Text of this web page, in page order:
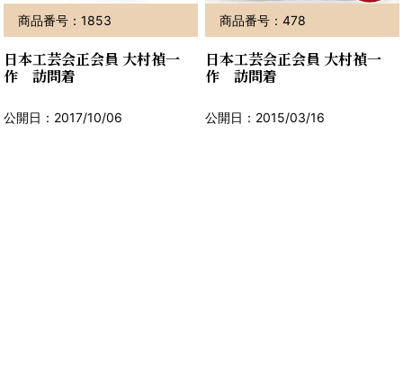
商品番号：1853
日本工芸会正会員 大村禎一
作 訪問着
公開日：2017/10/06
商品番号：478
日本工芸会正会員 大村禎一
作 訪問着
公開日：2015/03/16